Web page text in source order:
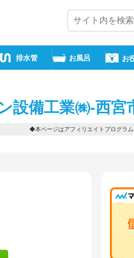
排水管 お風呂 お
設備工業㈱-西宮
◆本ページはアフィリエイトプログラム